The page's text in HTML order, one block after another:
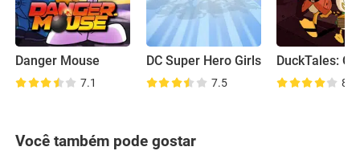
Danger Mouse
7.1
DC Super Hero Girls
7.5 8.2
Você também pode gostar